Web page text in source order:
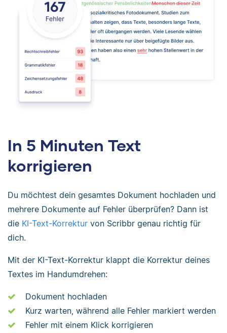
In 5 Minuten Text
korrigieren
Du möchtest dein gesamtes Dokument hochladen und
mehrere Dokumente auf Fehler überprüfen? Dann ist
die KI-Text-Korrektur von Scribbr genau richtig für
dich.
Mit der KI-Text-Korrektur klappt die Korrektur deines
Textes im Handumdrehen:
Dokument hochladen
Kurz warten, während alle Fehler markiert werden
Fehler mit einem Klick korrigieren